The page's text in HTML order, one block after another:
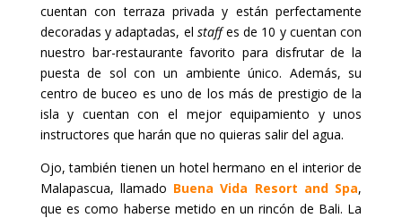
cuentan con terraza privada y están perfectamente
decoradas y adaptadas, el staffes de 10 y cuentan con
nuestro bar-restaurante favorito para disfrutar de la
puesta de sol con un ambiente único. Además, su
centro de buceo es uno de los más de prestigio de la
isla y cuentan con el mejor equipamiento y unos
instructores que harán que no quieras salir del agua.
Ojo, también tienen un hotel hermano en el interior de
Malapascua, llamado Buena Vida Resort and Spa,
que es como haberse metido en un rincón de Bali. La